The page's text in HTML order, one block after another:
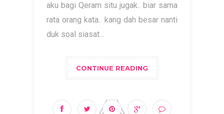
aku bagi Qeram situ jugak.. biar sama
rata orang kata.. kang dah besar nanti
duk soal siasat...
CONTINUE READING